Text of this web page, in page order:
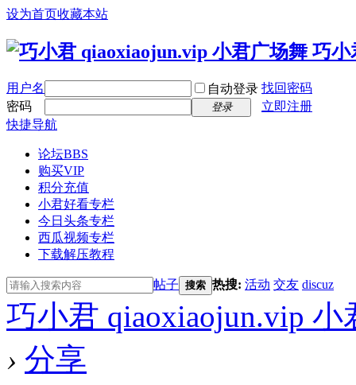
设为首页收藏本站
用户名 自动登录 找回密码
密码
登录
立即注册
快捷导航
论坛BBS
购买VIP
积分充值
小君好看专栏
今日头条专栏
西瓜视频专栏
下载解压教程
帖子 搜索 热搜: 活动 交友 discuz
巧小君 qiaoxiaojun.vip
› 分享